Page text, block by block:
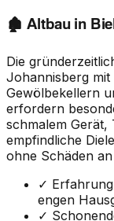
🏚️ Altbau in
Die
Johannisberg
Gewölbekellern
erfordern
schmalem
empfindliche
ohne Schäden
✓
engen
✓